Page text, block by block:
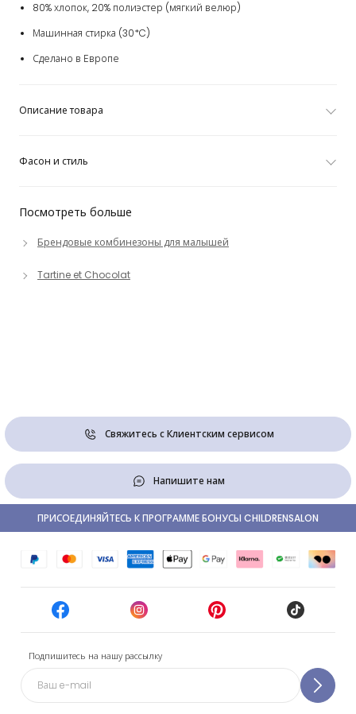
Посмотреть больше
Брендовые комбинезоны для малышей
Tartine et Chocolat
80% хлопок, 20% полиэстер (мягкий велюр)
Машинная стирка (30*C)
Сделано в Европе
Описание товара
Фасон и стиль
Свяжитесь с Клиентским сервисом
Напишите нам
Подпишитесь на нашу рассылку
ПРИСОЕДИНЯЙТЕСЬ К ПРОГРАММЕ БОНУСЫ CHILDRENSALON